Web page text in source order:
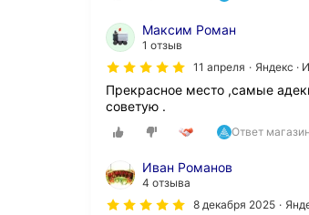
Максим Роман
1 отзыв
11 апреля
Яндекс ·
Прекрасное место ,самые
советую .
Ответ
Иван Романов
4 отзыва
8 декабря 2025